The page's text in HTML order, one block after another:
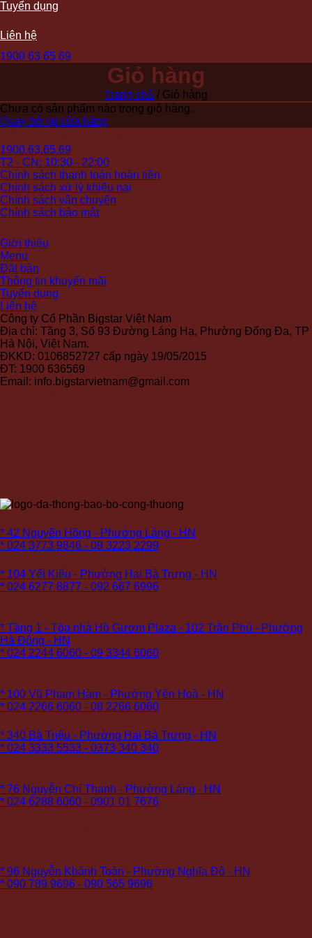
Tuyển dụng
Liên hệ
1900 63 65 69
Giỏ hàng
Trang chủ / Giỏ hàng
Chưa có sản phẩm nào trong giỏ hàng.
Quay trở lại cửa hàng
1900.63.65.69
T2 - CN: 10:30 - 22:00
Chính sách thanh toán hoàn tiền
Chính sách xử lý khiếu nại
Chính sách vận chuyển
Chính sách bảo mật
Giới thiệu
Menu
Đặt bàn
Thông tin khuyến mãi
Tuyển dụng
Liên hệ
Công ty Cổ Phần Bigstar Việt Nam
Địa chỉ: Tầng 3, Số 93 Đường Láng Hạ, Phường Đống Đa, TP
Hà Nội, Việt Nam.
ĐKKD: 0106852727 cấp ngày 19/05/2015
ĐT: 1900 636569
Email: info.bigstarvietnam@gmail.com
* 42 Nguyên Hồng - Phường Láng - HN
* 024 3773 9846 - 09 3223 2299
* 104 Yết Kiêu - Phường Hai Bà Trưng - HN
* 024 6277 8877 - 092 667 6996
* Tầng 1 - Tòa nhà Hồ Gươm Plaza - 102 Trần Phú - Phường
Hà Đông - HN
* 024 2244 6060 - 09 3344 6060
* 100 Vũ Phạm Hàm - Phường Yên Hoà - HN
* 024 2266 6060 - 08 2266 6060
* 340 Bà Triệu - Phường Hai Bà Trưng - HN
* 024 3333 5533 - 0373 340 340
* 76 Nguyễn Chí Thanh - Phường Láng - HN
* 024 6288 6060 - 0901 01 7676
* 96 Nguyễn Khánh Toàn - Phường Nghĩa Đô - HN
* 090 789 9696 - 090 565 9696